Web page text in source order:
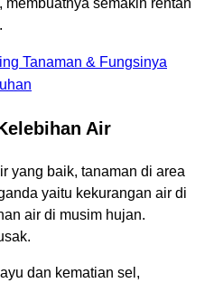
semakin rentan
Tanaman & Fungsinya
Air
yang baik, tanaman di area
yaitu kekurangan air di
air di musim hujan.
dan kematian sel,